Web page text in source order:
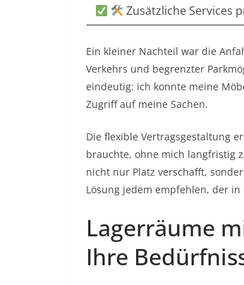
Zusätzliche Services
Ein kleiner Nachteil war die
Verkehrs und begrenzter
eindeutig: ich konnte meine
Zugriff auf meine Sachen.
Die flexible Vertragsgestaltung
brauchte, ohne mich langfristig
nicht nur Platz verschafft,
Lösung jedem empfehlen, der
Lagerräume
Ihre